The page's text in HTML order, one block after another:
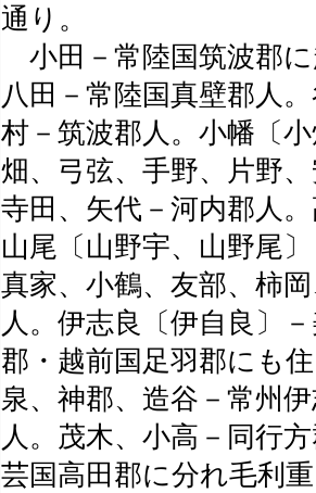
通り。
小田－常陸国筑波郡
八田－常陸国真壁郡人
村－筑波郡人。小幡〔
畑、弓弦、手野、片野
寺田、矢代－河内郡人
山尾〔山野宇、山野尾
真家、小鶴、友部、柿
人。伊志良〔伊自良〕
郡・越前国足羽郡にも
泉、神郡、造谷－常州
人。茂木、小高－同行
芸国高田郡に分れ毛利